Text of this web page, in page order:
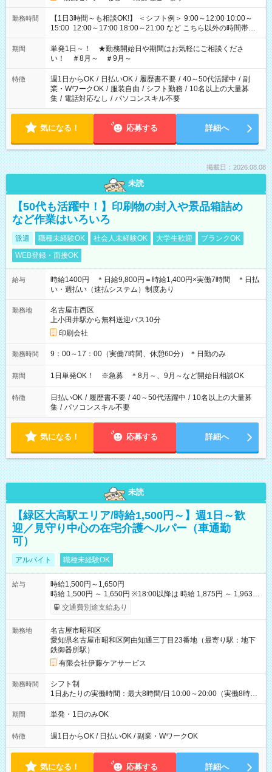
勤務時間
【1日3時間～も相談OK!】 ＜シフト例＞ 9:00～12:00 10:00～
15:00 12:00～17:00 18:00～21:00 など こちら以外の時間帯も
お気軽にご相談ください！
期間
単発1日～！ ★勤務開始日や期間はお気軽にご相談くださ
い！ ＃8月～ ＃9月～
特徴 週1日からOK / 日払いOK / 履歴書不要 / 40～50代活躍中 / 副
業・WワークOK / 服装自由 / シフト勤務 / 10名以上の大量募
集 / 電話対応なし / パソコンスキル不要
気になる！ 応募する 詳細へ
掲載日：2026.08.08
未読
【50代も活躍中！】印刷物の封入や景品箱詰め
など作業はいろいろ
派遣 職種未経験OK 社会人未経験OK 大学生歓迎
ブランクOK
WEB登録・面接OK
給与
時給1400円 ＊日給9,800円＝時給1,400円×実働7時間 ＊日払
い・週払い（速払システム）制度あり
勤務地
名古屋市西区
上小田井駅から無料送迎バス10分
印刷会社
勤務時間 9：00～17：00（実働7時間、休憩60分） ＊日勤のみ
期間 1日単発OK！ ※急募 ＊8月～、9月～など開始日相談OK
特徴 日払いOK / 履歴書不要 / 40～50代活躍中 / 10名以上の大量募
集 / パソコンスキル不要
気になる！ 応募する 詳細へ
未読
【緑区大高駅エリア/時給1,500円～】週1日～歓
迎／見守り中心の在宅介護ヘルパー（車通勤
可）
アルバイト 職種未経験OK
給与
時給1,500円～1,650円
時給 1,500円 ～ 1,650円 ※18:00以降は 時給 1,875円 ～ 1,963円
（夜間割増手当含む） 【その他手当・待遇】 ・昇給：年1回（4
月） ・賞与：業績や年間勤務時間により支給あり ・資格手当：
で） ・マイカー通勤可（駐車場あり） 【試用期間】試用期間な
し
交通費別途支給あり
勤務地
名古屋市昭和区
愛知県名古屋市昭和区阿由知通三丁目23番地（最寄り駅：地下
鉄御器所駅）
有限会社伊藤ケアサービス
勤務時間
シフト制
1日あたりの実働時間：最大8時間/日 10:00～20:00（実働8時間
／休憩2時間） ★毎週【水曜日】【土曜日】【日曜日】のいずれ
か、または複数日勤務できる方歓迎！ ★「他の曜日で働きた
す。ご応募時にご遠慮なくご相談ください。 ※残業は原則あり
ません。
期間 単発・1日のみOK
特徴 週1日からOK / 日払いOK / 副業・WワークOK
気になる！ 応募する 詳細へ